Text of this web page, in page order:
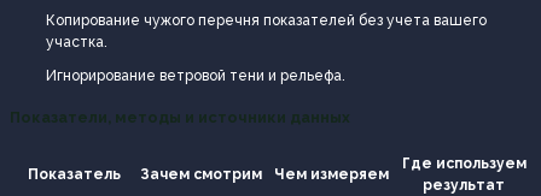
Копирование чужого перечня показателей без учета вашего
участка.
Игнорирование ветровой тени и рельефа.
Показатели, методы и источники данных
Показатель Зачем смотрим Чем измеряем
Где используем
результат